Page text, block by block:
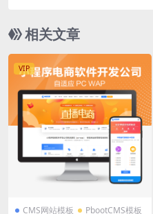
相关文章
VIP
CMS网站模板 PbootCMS模板